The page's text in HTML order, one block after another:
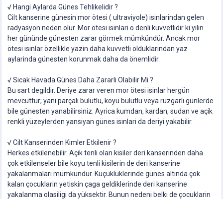
√ Hangi Aylarda Günes Tehlikelidir ?
Cilt kanserine günesin mor ötesi ( ultraviyole) isinlarindan gelen
radyasyon neden olur. Mor ötesi isinlari o denli kuvvetlidir ki yilin
her gününde günesten zarar görmek mümkündür. Ancak mor
ötesi isinlar özellikle yazin daha kuvvetli olduklarindan yaz
aylarinda günesten korunmak daha da önemlidir.
√ Sicak Havada Günes Daha Zararli Olabilir Mi ?
Bu sart degildir. Deriye zarar veren mor ötesi isinlar hergün
mevcuttur; yani parçali bulutlu, koyu bulutlu veya rüzgarli günlerde
bile günesten yanabilirsiniz. Ayrica kumdan, kardan, sudan ve açik
renkli yüzeylerden yansiyan günes isinlari da deriyi yakabilir.
√ Cilt Kanserinden Kimler Etkilenir ?
Herkes etkilenebilir. Açik tenli olan kisiler deri kanserinden daha
çok etkilenseler bile koyu tenli kisilerin de deri kanserine
yakalanmalari mümkündür. Küçüklüklerinde günes altinda çok
kalan çocuklarin yetiskin çaga geldiklerinde deri kanserine
yakalanma olasiligi da yüksektir. Bunun nedeni belki de çocuklarin